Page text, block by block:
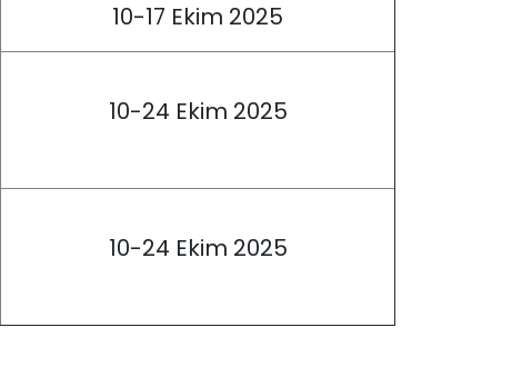
10-17 Ekim 2025
10-24 Ekim 2025
10-24 Ekim 2025